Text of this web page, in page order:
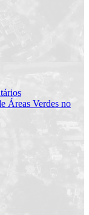
Áreas Verdes no